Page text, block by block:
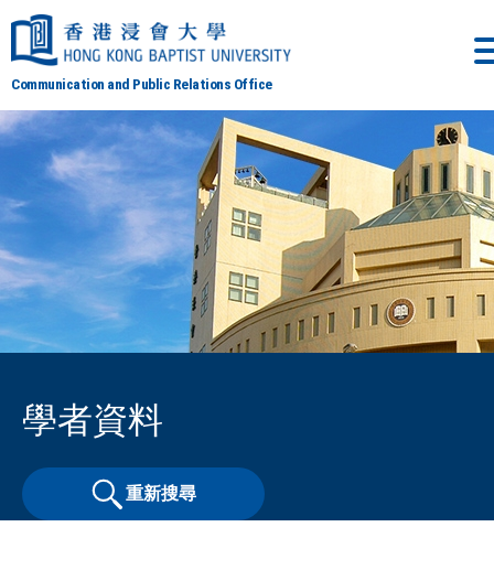
Communication and Public Relations Office
學者資料
重新搜尋